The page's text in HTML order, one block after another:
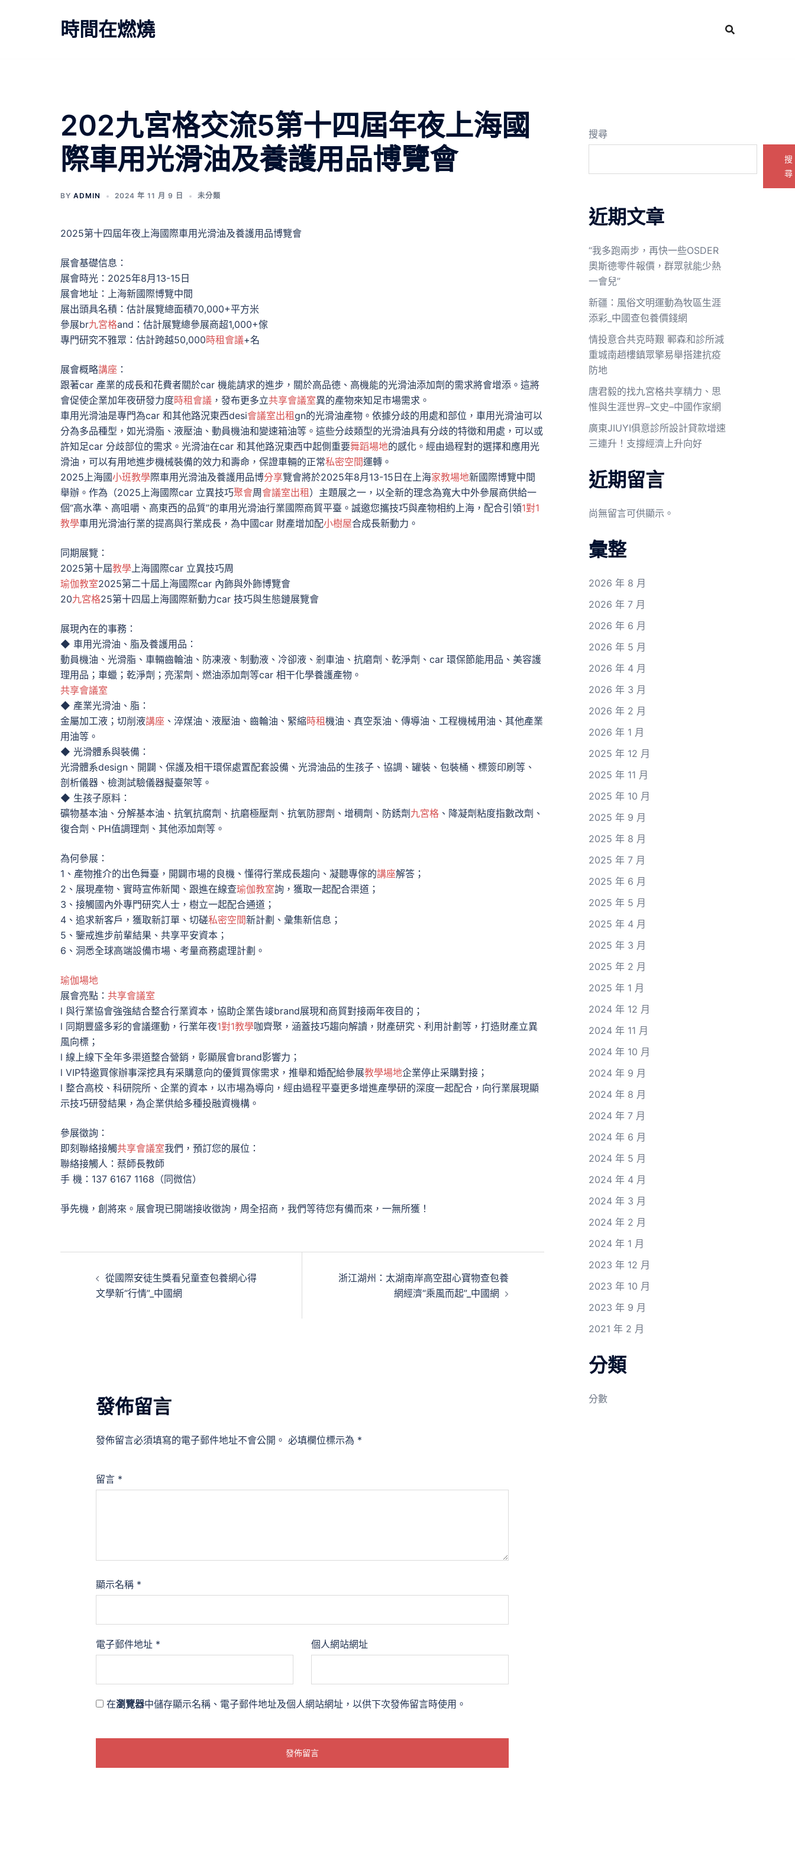
時間在燃燒
202九宮格交流5第十四屆年夜上海國
際車用光滑油及養護用品博覽會
BY ADMIN 2024 年 11 月 9 日 未分類
2025第十四屆年夜上海國際車用光滑油及養護用品博覽會
展會基礎信息：
展會時光：2025年8月13-15日
展會地址：上海新國際博覽中間
展出頭具名積：估計展覽總面積70,000+平方米
參展br九宮格and：估計展覽總參展商超1,000+傢
專門研究不雅眾：估計跨越50,000時租會議+名
展會概略講座 ：
跟著car 產業的成長和花費者關於car 機能請求的進步，關於高品德、高機能的光滑油添加劑的需求將會增添。這將
會促使企業加年夜研發力度時租會議 ，發布更多立共享會議室異的產物來知足市場需求。
車用光滑油是專門為car 和其他路況東西desi會議室出租gn的光滑油產物。依據分歧的用處和部位，車用光滑油可以
分為多品種型，如光滑脂、液壓油、動員機油和變速箱油等。這些分歧類型的光滑油具有分歧的特徵和用處，可以或
許知足car 分歧部位的需求。光滑油在car 和其他路況東西中起側重要舞蹈場地的感化。經由過程對的選擇和應用光
滑油，可以有用地進步機械裝備的效力和壽命，保證車輛的正常私密空間運轉。
2025上海國小班教學際車用光滑油及養護用品博分享覽會將於2025年8月13-15日在上海家教場地新國際博覽中間
舉辦。作為（2025上海國際car 立異技巧聚會周 會議室出租 ）主題展之一，以全新的理念為寬大中外參展商供給一
個“高水準、高咀嚼、高東西的品質”的車用光滑油行業國際商貿平臺。誠邀您攜技巧與產物相約上海，配合引領1對1
教學車用光滑油行業的提高與行業成長，為中國car 財產增加配小樹屋合成長新動力。
同期展覽：
2025第十屆教學上海國際car 立異技巧周
瑜伽教室2025第二十屆上海國際car 內飾與外飾博覽會
20九宮格25第十四屆上海國際新動力car 技巧與生態鏈展覽會
展現內在的事務：
◆ 車用光滑油、脂及養護用品：
動員機油、光滑脂、車輛齒輪油、防凍液、制動液、冷卻液、剎車油、抗磨劑、乾淨劑、car 環保節能用品、美容護
理用品；車蠟；乾淨劑；亮潔劑、燃油添加劑等car 相干化學養護產物。
共享會議室
◆ 產業光滑油、脂：
金屬加工液；切削液講座 、淬煤油、液壓油、齒輪油、緊縮時租機油、真空泵油、傳導油、工程機械用油、其他產業
用油等。
◆ 光滑體系與裝備：
光滑體系design、開闢、保護及相干環保處置配套設備、光滑油品的生孩子、協調、罐裝、包裝桶、標簽印刷等、
剖析儀器、檢測試驗儀器擬臺架等。
◆ 生孩子原料：
礦物基本油、分解基本油、抗氧抗腐劑、抗磨極壓劑、抗氧防膠劑、增稠劑、防銹劑 九宮格 、降凝劑粘度指數改劑、
復合劑、PH值調理劑、其他添加劑等。
為何參展：
1、產物推介的出色舞臺，開闢市場的良機、懂得行業成長趨向、凝聽專傢的講座解答；
2、展現產物、實時宣佈新聞、跟進在線查瑜伽教室詢，獲取一起配合渠道；
3、接觸國內外專門研究人士，樹立一起配合通道；
4、追求新客戶，獲取新訂單、切磋私密空間新計劃、彙集新信息；
5、鑒戒進步前輩結果、共享平安資本；
6、洞悉全球高端設備市場、考量商務處理計劃。
瑜伽場地
展會亮點： 共享會議室
l 與行業協會強強結合整合行業資本，協助企業告竣brand展現和商貿對接兩年夜目的；
l 同期豐盛多彩的會議運動，行業年夜1對1教學咖齊聚，涵蓋技巧趨向解讀，財產研究、利用計劃等，打造財產立異
風向標；
l 線上線下全年多渠道整合營銷，彰顯展會brand影響力；
l VIP特邀買傢辦事深挖具有采購意向的優質買傢需求，推舉和婚配給參展教學場地企業停止采購對接；
l 整合高校、科研院所、企業的資本，以市場為導向，經由過程平臺更多增進產學研的深度一起配合，向行業展現顯
示技巧研發結果，為企業供給多種投融資機構。
參展徵詢：
即刻聯絡接觸共享會議室我們，預訂您的展位：
聯絡接觸人：蔡師長教師
手 機：137 6167 1168（同微信）
爭先機，創將來。展會現已開端接收徵詢，周全招商，我們等待您有備而來，一無所獲！
從國際安徒生獎看兒童查包養網心得
文學新“行情”_中國網
浙江湖州：太湖南岸高空甜心寶物查包養
網經濟“乘風而起”_中國網
發佈留言
發佈留言必須填寫的電子郵件地址不會公開。 必填欄位標示為 *
留言 *
顯示名稱 *
電子郵件地址 * 個人網站網址
在瀏覽器中儲存顯示名稱、電子郵件地址及個人網站網址，以供下次發佈留言時使用。
搜尋
搜
尋
近期文章
“我多跑兩步，再快一些OSDER
奧斯德零件報價，群眾就能少熱
一會兒”
新疆：風俗文明運動為牧區生涯
添彩_中國查包養價錢網
情投意合共克時艱 鄆森和診所減
重城南趙樓鎮眾擎易舉搭建抗疫
防地
唐君毅的找九宮格共享精力、思
惟與生涯世界–文史–中國作家網
廣東JIUYI俱意診所設計貸款增速
三連升！支撐經濟上升向好
近期留言
尚無留言可供顯示。
彙整
2026 年 8 月
2026 年 7 月
2026 年 6 月
2026 年 5 月
2026 年 4 月
2026 年 3 月
2026 年 2 月
2026 年 1 月
2025 年 12 月
2025 年 11 月
2025 年 10 月
2025 年 9 月
2025 年 8 月
2025 年 7 月
2025 年 6 月
2025 年 5 月
2025 年 4 月
2025 年 3 月
2025 年 2 月
2025 年 1 月
2024 年 12 月
2024 年 11 月
2024 年 10 月
2024 年 9 月
2024 年 8 月
2024 年 7 月
2024 年 6 月
2024 年 5 月
2024 年 4 月
2024 年 3 月
2024 年 2 月
2024 年 1 月
2023 年 12 月
2023 年 10 月
2023 年 9 月
2021 年 2 月
分類
分數